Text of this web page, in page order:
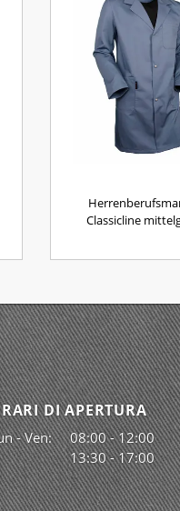
Classicline
DI APERTURA
- Ven:
08:00 - 12:00
13:30 - 17:00